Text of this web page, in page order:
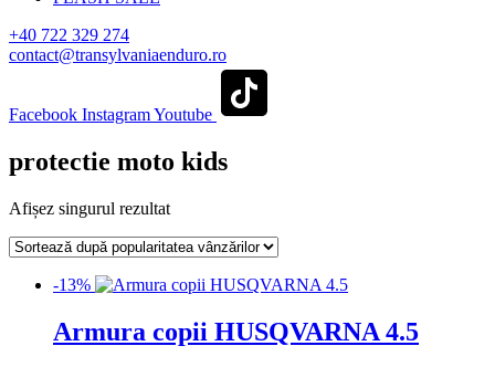
+40 722 329 274
contact@transylvaniaenduro.ro
Facebook InstagramYoutube
protectie moto kids
Afișez singurul rezultat
-13%
Armura copii HUSQVARNA 4.5